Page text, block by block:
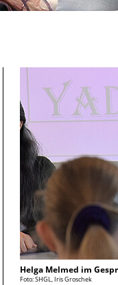
Helga Melmed im
Foto: SHGL, Iris Groschek